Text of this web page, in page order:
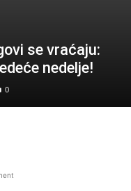
se vraćaju:
nedelje!
0